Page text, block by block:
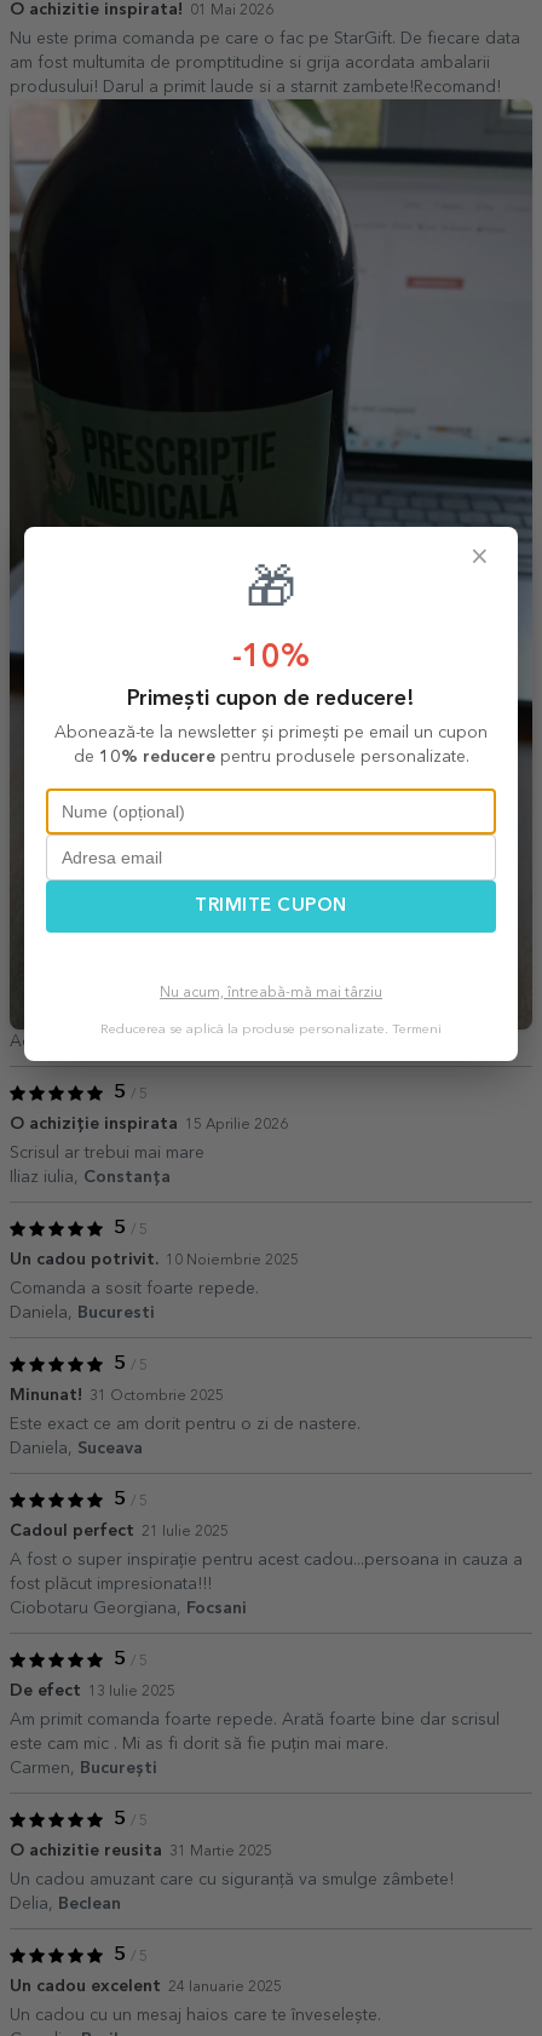
O achizitie inspirata! 01 Mai 2026
Nu este prima comanda pe care o fac pe StarGift. De fiecare data
am fost multumita de promptitudine si grija acordata ambalarii
produsului! Darul a primit laude si a starnit zambete!Recomand!
Adriana,
5 / 5
O achiziție inspirata 15 Aprilie 2026
Scrisul ar trebui mai mare
Iliaz iulia, Constanța
5 / 5
Un cadou potrivit. 10 Noiembrie 2025
Comanda a sosit foarte repede.
Daniela,
Bucuresti
5 / 5
Minunat! 31 Octombrie 2025
Este exact ce am dorit pentru o zi de nastere.
Daniela, Suceava
5 / 5
Cadoul perfect 21 Iulie 2025
A fost o super inspirație pentru acest cadou...persoana in cauza a
fost plăcut impresionata!!!
Ciobotaru Georgiana,
Focsani
5 / 5
De efect 13 Iulie 2025
Am primit comanda foarte repede. Arată foarte bine dar scrisul
este cam mic . Mi as fi dorit să fie puțin mai mare.
Carmen,
București
5 / 5
O achizitie reusita 31 Martie 2025
Un cadou amuzant care cu siguranță va smulge zâmbete!
Delia,
Beclean
5 / 5
Un cadou excelent 24 Ianuarie 2025
Un cadou cu un mesaj haios care te înveselește.
×
🎁
-10%
Primești cupon de reducere!
Abonează-te la newsletter și primești pe email un cupon
de 10% reducerepentru produsele personalizate.
TRIMITE CUPON
Nu acum, întreabă-mă mai târziu
Reducerea se aplică la produse personalizate. Termeni